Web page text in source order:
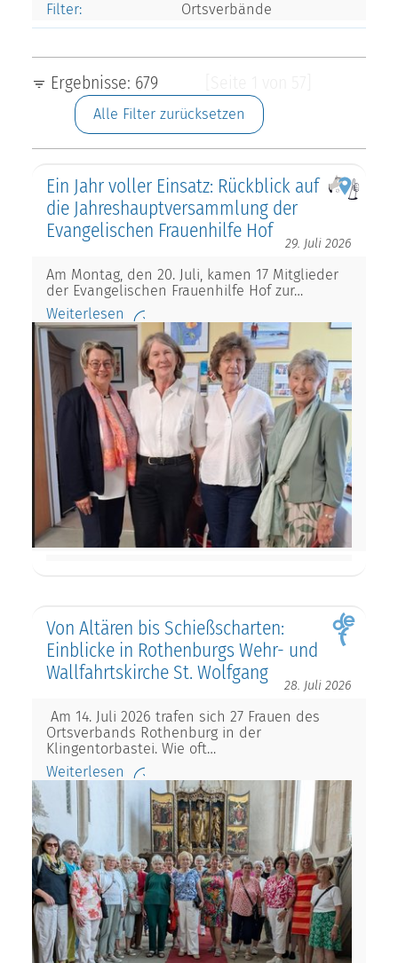
Filter:
Ortsverbände
Ergebnisse: 679
Alle Filter zurücksetzen
Ein Jahr voller Einsatz: Rückblick auf
die Jahreshauptversammlung der
Evangelischen Frauenhilfe Hof
29. Juli 2026
Am Montag, den 20. Juli, kamen 17 Mitglieder
der Evangelischen Frauenhilfe Hof zur…
Weiterlesen
Von Altären bis Schießscharten:
Einblicke in Rothenburgs Wehr- und
Wallfahrtskirche St. Wolfgang
28. Juli 2026
Am 14. Juli 2026 trafen sich 27 Frauen des
Ortsverbands Rothenburg in der
Klingentorbastei. Wie oft…
Weiterlesen